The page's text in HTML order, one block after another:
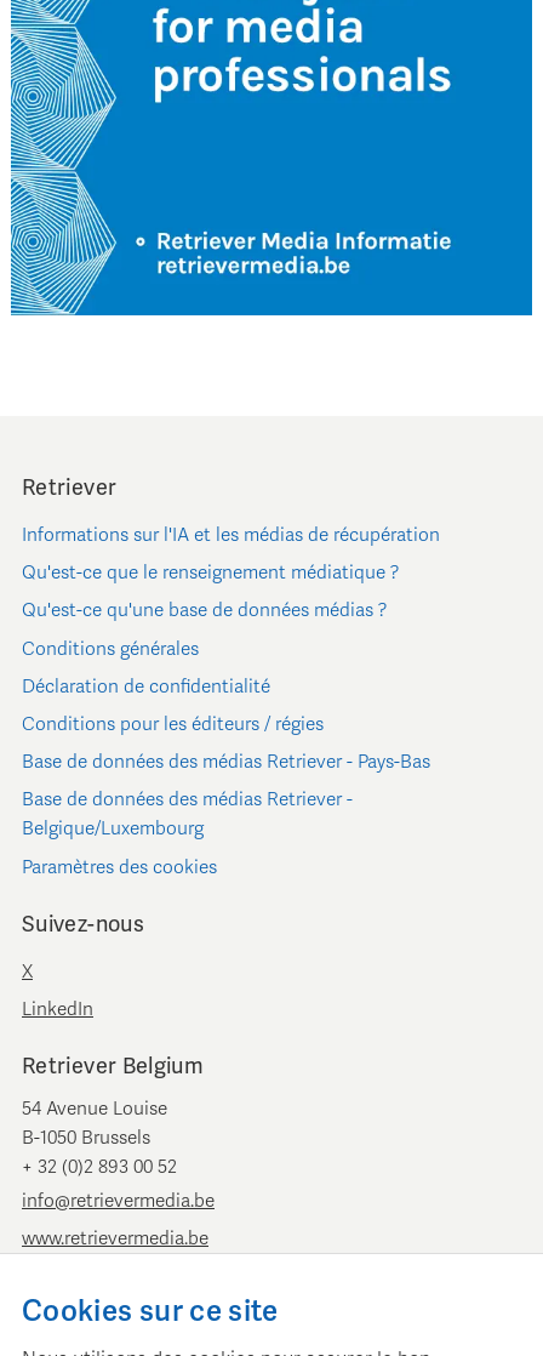
Retriever
Informations sur l'IA et les médias de récupération
Qu'est-ce que le renseignement médiatique ?
Qu'est-ce qu'une base de données médias ?
Conditions générales
Déclaration de confidentialité
Conditions pour les éditeurs / régies
Base de données des médias Retriever - Pays-Bas
Base de données des médias Retriever -
Belgique/Luxembourg
Paramètres des cookies
Suivez-nous
X
LinkedIn
Retriever Belgium
54 Avenue Louise
B-1050 Brussels
+ 32 (0)2 893 00 52
info@retrievermedia.be
www.retrievermedia.be
Retriever Pays-Bas
Cookies sur ce site